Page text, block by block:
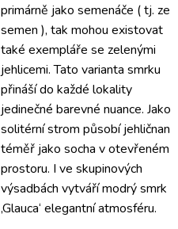
primárně jako semenáče ( tj. ze
semen ), tak mohou existovat
také ​​exempláře se zelenými
jehlicemi. Tato varianta smrku
přináší do každé lokality
jedinečné barevné nuance. Jako
solitérní strom působí jehličnan
téměř jako socha v otevřeném
prostoru. I ve skupinových
výsadbách vytváří modrý smrk
‚Glauca‘ elegantní atmosféru.